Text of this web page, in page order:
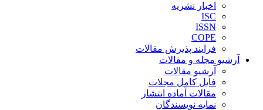
اخبار نشریه
ISC
ISSN
COPE
فرایند پذیرش مقالات
آرشیو مجله و مقالات
آرشیو مقالات
فایل کامل مجلات
مقالات آماده انتشار
نمایه نویسندگان